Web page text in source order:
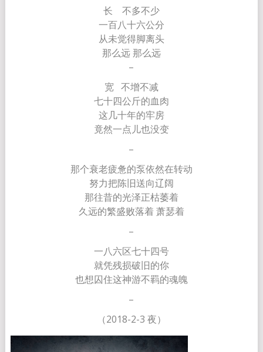
长 不多不少
一百八十六公分
从未觉得脚离头
那么远 那么远
–
宽 不增不减
七十四公斤的血肉
这几十年的牢房
竟然一点儿也没变
–
那个衰老疲惫的泵依然在转动
努力把陈旧送向辽阔
那往昔的光泽正枯萎着
久远的繁盛败落着 萧瑟着
–
一八六区七十四号
就凭残损破旧的你
也想囚住这神游不羁的魂魄
–
（2018-2-3 夜）